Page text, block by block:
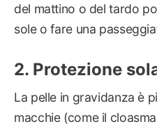
del mattino o del tardo
sole o fare una
Protezione
La pelle in gravidanza è
macchie (come il